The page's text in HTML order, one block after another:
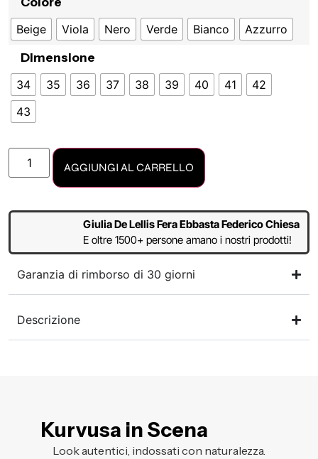
Beige
Viola Nero Verde Bianco
Azzurro
Dimensione
34
35 36 37 38 39 40 41
42
43
AGGIUNGI AL CARRELLO
Giulia De Lellis Fera Ebbasta Federico Chiesa
E oltre 1500+ persone amano i nostri prodotti!
Garanzia di rimborso di 30 giorni
Descrizione
Kurvusa in Scena
Look autentici, indossati con naturalezza.